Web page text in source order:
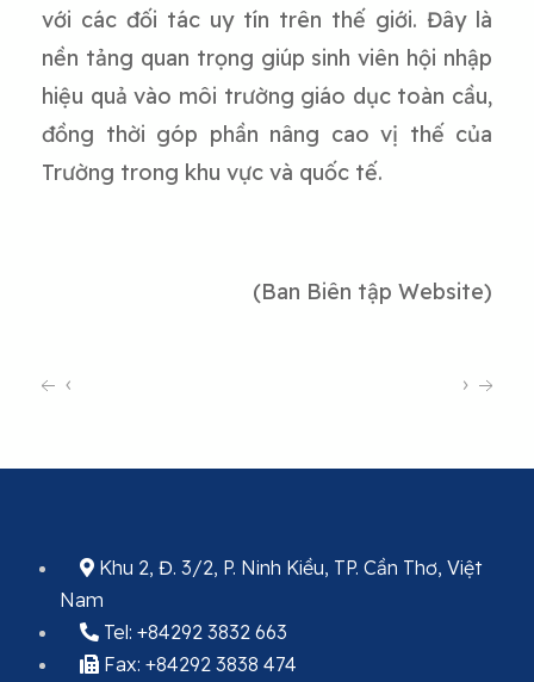
với các đối tác uy tín trên thế giới. Đây là
nền tảng quan trọng giúp sinh viên hội nhập
hiệu quả vào môi trường giáo dục toàn cầu,
đồng thời góp phần nâng cao vị thế của
Trường trong khu vực và quốc tế.
(Ban Biên tập Website)
‹ ›
Khu 2, Đ. 3/2, P. Ninh Kiều, TP. Cần Thơ, Việt
Nam
Tel: +84292 3832 663
Fax: +84292 3838 474